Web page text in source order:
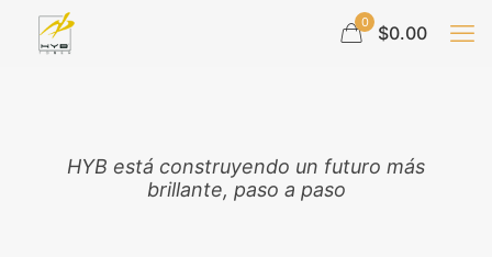
0 $0.00
HYB está construyendo un futuro más
brillante, paso a paso